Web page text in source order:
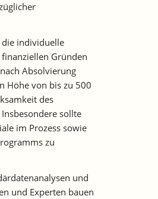
individuelle
Gründen
Absolvierung
Höhe von bis zu 500
des
sollte
im Prozess sowie
zu
und
und Experten bauen